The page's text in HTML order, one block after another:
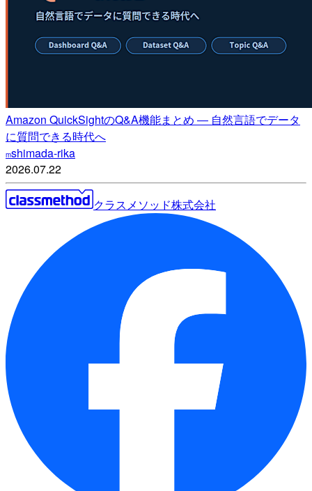
Amazon QuickSightのQ&A機能まとめ ― 自然言語でデータ
に質問できる時代へ
mshimada-rika
2026.07.22
クラスメソッド株式会社